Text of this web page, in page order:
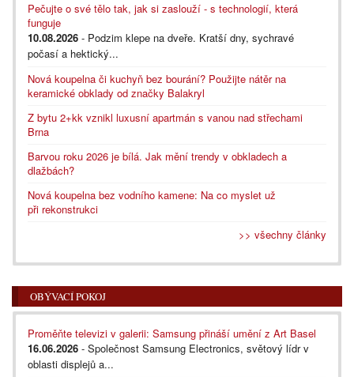
Pečujte o své tělo tak, jak si zaslouží - s technologií, která
funguje
10.08.2026 - Podzim klepe na dveře. Kratší dny, sychravé
počasí a hektický...
Nová koupelna či kuchyň bez bourání? Použijte nátěr na
keramické obklady od značky Balakryl
Z bytu 2+kk vznikl luxusní apartmán s vanou nad střechami
Brna
Barvou roku 2026 je bílá. Jak mění trendy v obkladech a
dlažbách?
Nová koupelna bez vodního kamene: Na co myslet už
při rekonstrukci
>> všechny články
OBÝVACÍ POKOJ
Proměňte televizi v galerii: Samsung přináší umění z Art Basel
16.06.2026 - Společnost Samsung Electronics, světový lídr v
oblasti displejů a...